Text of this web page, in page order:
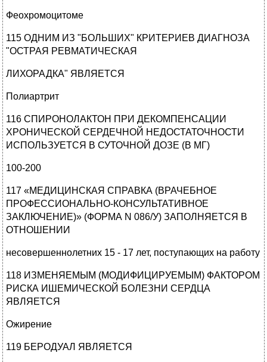
Феохромоцитоме
115 ОДНИМ ИЗ "БОЛЬШИХ" КРИТЕРИЕВ ДИАГНОЗА
"ОСТРАЯ РЕВМАТИЧЕСКАЯ
ЛИХОРАДКА" ЯВЛЯЕТСЯ
Полиартрит
116 СПИРОНОЛАКТОН ПРИ ДЕКОМПЕНСАЦИИ
ХРОНИЧЕСКОЙ СЕРДЕЧНОЙ НЕДОСТАТОЧНОСТИ
ИСПОЛЬЗУЕТСЯ В СУТОЧНОЙ ДОЗЕ (В МГ)
100-200
117 «МЕДИЦИНСКАЯ СПРАВКА (ВРАЧЕБНОЕ
ПРОФЕССИОНАЛЬНО-КОНСУЛЬТАТИВНОЕ
ЗАКЛЮЧЕНИЕ)» (ФОРМА N 086/У) ЗАПОЛНЯЕТСЯ В
ОТНОШЕНИИ
несовершеннолетних 15 - 17 лет, поступающих на работу
118 ИЗМЕНЯЕМЫМ (МОДИФИЦИРУЕМЫМ) ФАКТОРОМ
РИСКА ИШЕМИЧЕСКОЙ БОЛЕЗНИ СЕРДЦА
ЯВЛЯЕТСЯ
Ожирение
119 БЕРОДУАЛ ЯВЛЯЕТСЯ